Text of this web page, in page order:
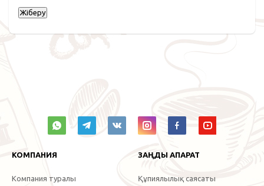
КОМПАНИЯ
Компания туралы
ЗАҢДЫ АҚПАРАТ
Құпиялылық саясаты